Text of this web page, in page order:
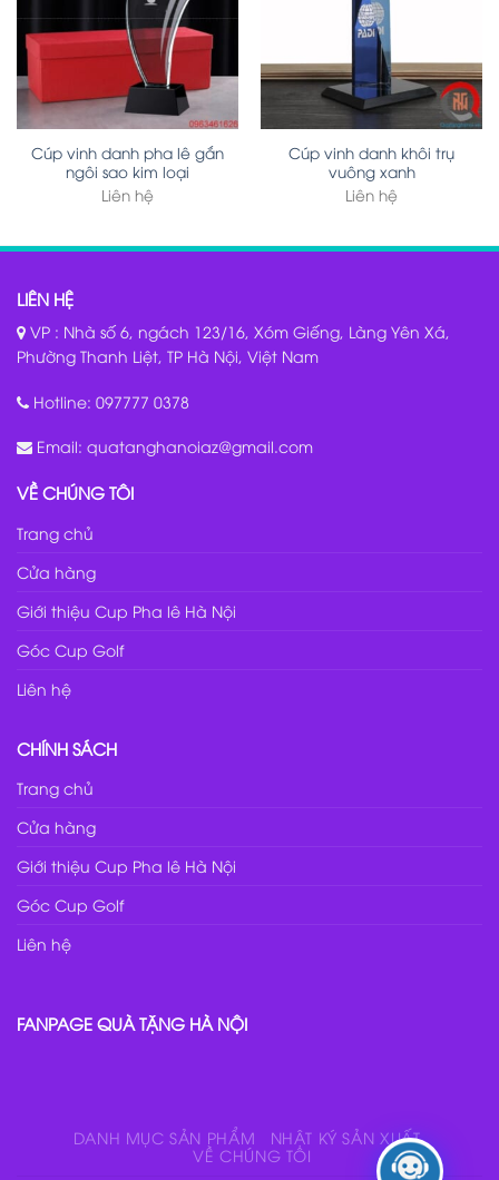
Cúp vinh danh pha lê gắn
ngôi sao kim loại
Liên hệ
Cúp vinh danh khôi trụ
vuông xanh
Liên hệ
LIÊN HỆ
VP : Nhà số 6, ngách 123/16, Xóm Giếng, Làng Yên Xá,
Phường Thanh Liệt, TP Hà Nội, Việt Nam
Hotline: 097777 0378
Email: quatanghanoiaz@gmail.com
VỀ CHÚNG TÔI
Trang chủ
Cửa hàng
Giới thiệu Cup Pha lê Hà Nội
Góc Cup Golf
Liên hệ
CHÍNH SÁCH
Trang chủ
Cửa hàng
Giới thiệu Cup Pha lê Hà Nội
Góc Cup Golf
Liên hệ
FANPAGE QUÀ TẶNG HÀ NỘI
DANH MỤC SẢN PHẨM
NHẬT KÝ SẢN XUẤT
VỀ CHÚNG TÔI